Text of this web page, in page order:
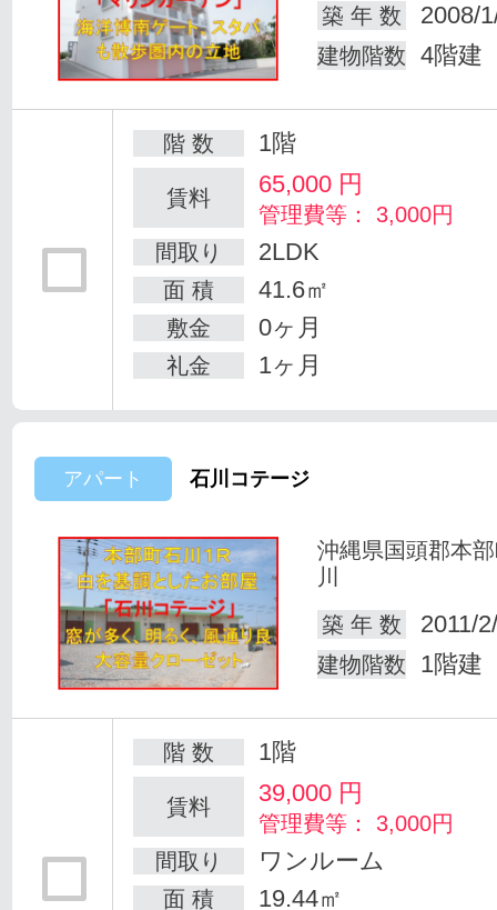
築 年 数
2008/
建物階数 4階建
階 数 1階
賃料 65,000 円
管理費等： 3,000円
間取り
2LDK
面 積 41.6㎡
敷金 0ヶ月
礼金 1ヶ月
アパート 石川コテージ
沖縄県国頭郡本
川
築 年 数
2011/
建物階数 1階建
階 数 1階
賃料 39,000 円
管理費等： 3,000円
間取り
ワンルーム
面 積 19.44㎡